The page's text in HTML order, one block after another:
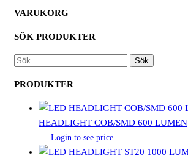
VARUKORG
SÖK PRODUKTER
SÖK
PRODUKTER
HEADLIGHT COB/SMD 600 LUMEN
Login to see price